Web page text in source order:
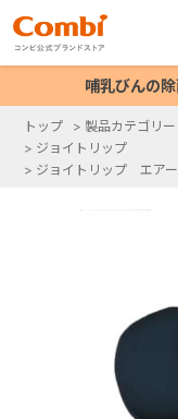
哺乳びんの
トップ > 製品カテゴリー
> ジョイトリップ
> ジョイトリップ エア